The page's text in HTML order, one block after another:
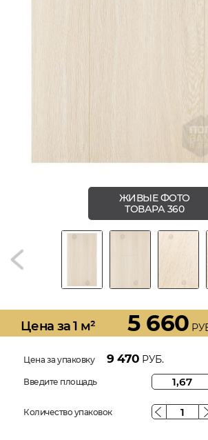
ЖИВЫЕ ФОТО
ТОВАРА 360
Цена за 1 м² 5 660
Цена за упаковку 9 470 РУБ.
Введите площадь
Количество упаковок